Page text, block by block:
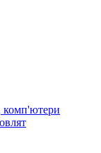
комп'ютери